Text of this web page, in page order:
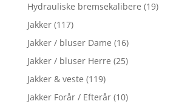
Hydrauliske bremsekalibere (19)
Jakker (117)
Jakker / bluser Dame (16)
Jakker / bluser Herre (25)
Jakker & veste (119)
Jakker Forår / Efterår (10)